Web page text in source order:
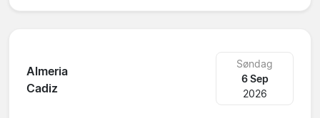
Almeria
Cadiz
Søndag
6 Sep
2026